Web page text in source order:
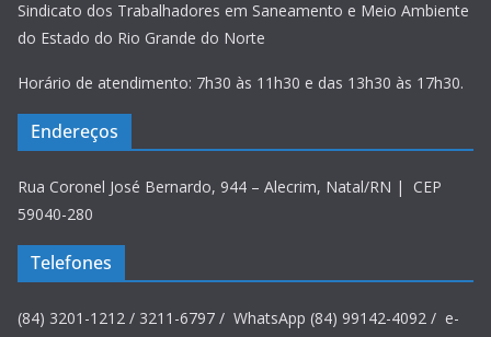
Sindicato dos Trabalhadores em Saneamento e Meio Ambiente
do Estado do Rio Grande do Norte
Horário de atendimento: 7h30 às 11h30 e das 13h30 às 17h30.
Endereços
Rua Coronel José Bernardo, 944 – Alecrim, Natal/RN | CEP
59040-280
Telefones
(84) 3201-1212 / 3211-6797 / WhatsApp (84) 99142-4092 / e-